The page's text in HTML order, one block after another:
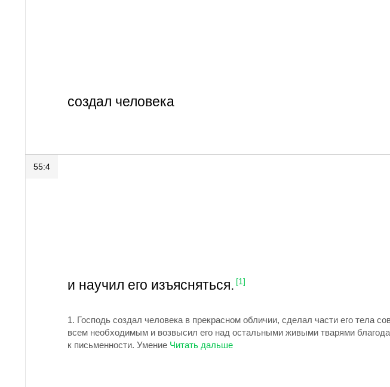
создал человека
55:4
и научил его изъясняться. [1]
1. Господь создал человека в прекрасном обличии, сделал части его
всем необходимым и возвысил его над остальными живыми тварями
к письменности. Умение